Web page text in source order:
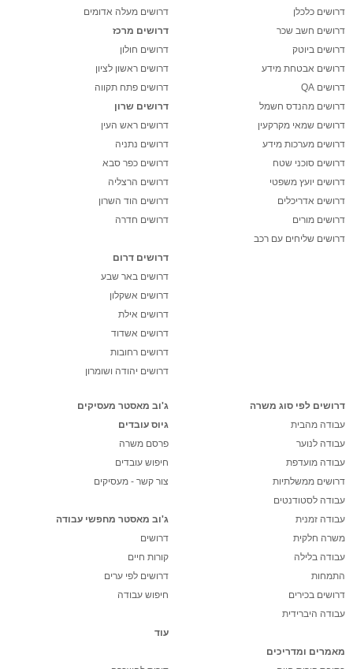
דרושים כלכלן
דרושים חשב שכר
דרושים ביוטק
דרושים אבטחת מידע
דרושים QA
דרושים מהנדס חשמל
דרושים שמאי מקרקעין
דרושים מערכות מידע
דרושים סוכני שטח
דרושים יועץ משפטי
דרושים אדריכלים
דרושים מורים
דרושים שליחים עם רכב
דרושים מעלה אדומים
דרושים מרכז
דרושים חולון
דרושים ראשון לציון
דרושים פתח תקווה
דרושים שרון
דרושים ראש העין
דרושים נתניה
דרושים כפר סבא
דרושים הרצליה
דרושים הוד השרון
דרושים חדרה
דרושים דרום
דרושים באר שבע
דרושים אשקלון
דרושים אילת
דרושים אשדוד
דרושים רחובות
דרושים יהודה ושומרון
דרושים לפי סוג משרה
עבודה מהבית
עבודה לנוער
עבודה מועדפת
דרושים ממשלתיות
עבודה לסטודנטים
עבודה זמנית
משרה חלקית
עבודה בלילה
התמחות
דרושים בכירים
עבודה היברידית
מאמרים ומדריכים
ג'וב מאסטר מעסיקים
גיוס עובדים
פרסם משרה
חיפוש עובדים
צור קשר - מעסיקים
ג'וב מאסטר מחפשי עבודה
דרושים
קורות חיים
דרושים לפי ערים
חיפוש עבודה
עוד